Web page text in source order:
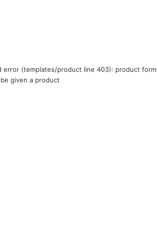
error (templates/product line 403): product form
given a product